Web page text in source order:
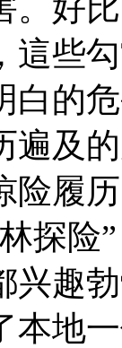
。好
這些
白的
遍及
险履
探险
兴趣
本地